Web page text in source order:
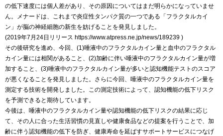
の低下速度には個人差があり、その原因についてはまだ明らかになっていませ
ん。メナードは、これまで炎症性タンパク質の一つである「フラクタルカイ
ン」が脳の神経細胞の新生を妨げることを発見しました。
(2019年7月24日リリース https://www.atpress.ne.jp/news/189239 )
その後研究を進め、今回、(1)唾液中のフラクタルカイン量と血中のフラクタル
カイン量には相関があること、(2)加齢に伴い唾液中のフラクタルカイン量が増
加すること、(3)唾液中のフラクタルカイン量が多いと認知機能テストのスコア
が悪くなることを発見しました。さらに今回、唾液中のフラクタルカイン量を
測定する技術を開発しました。この測定技術によって、認知機能の低下リスク
を予測できると期待しています。
今後は、唾液中のフラクタルカイン量や認知機能の低下リスクの結果に応じ
て、その人に合った生活習慣の見直しや健康食品などの提案を行うことで、加
齢に伴う認知機能の低下を防ぎ、健康寿命を延ばすサポートサービスにつなげ